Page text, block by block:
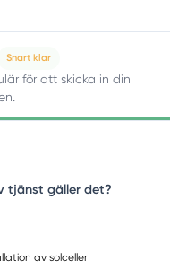
Snart klar
för att skicka in din
tjänst gäller det?
av solceller